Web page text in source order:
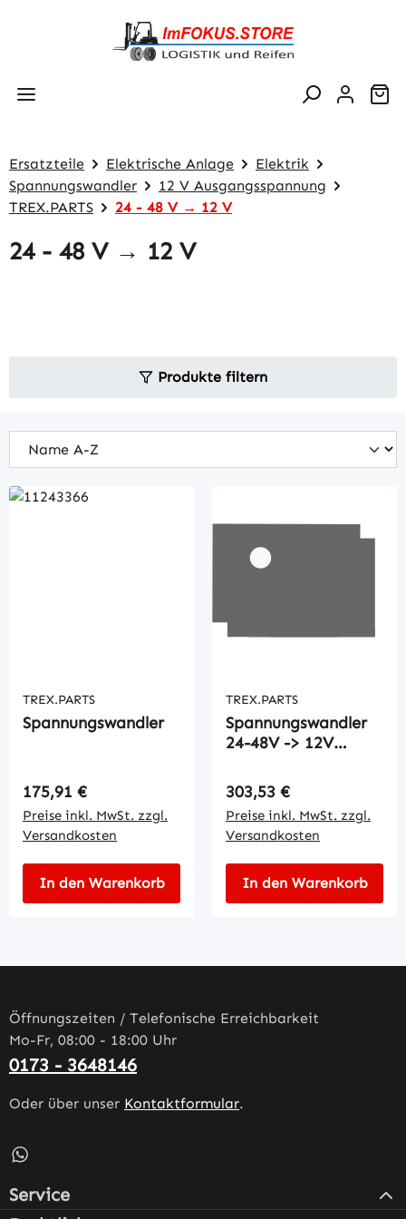
Zum Hauptinhalt springen
Ersatzteile Elektrische Anlage
Elektrik
Spannungswandler
12 V Ausgangsspannung
TREX.PARTS
24 - 48 V → 12 V
24 - 48 V → 12 V
Produkte filtern
TREX.PARTS
Spannungswandler
Regulärer Preis:
175,91 €
Preise inkl. MwSt. zzgl.
Versandkosten
In den Warenkorb
TREX.PARTS
Spannungswandler
24-48V -> 12V
Regulärer Preis:
303,53 €
Preise inkl. MwSt. zzgl.
Versandkosten
In den Warenkorb
Öffnungszeiten / Telefonische Erreichbarkeit
Mo-Fr, 08:00 - 18:00 Uhr
0173 - 3648146
Oder über unser Kontaktformular.
Schreib uns auf WhatsApp – öffnet in neuem Tab
Service